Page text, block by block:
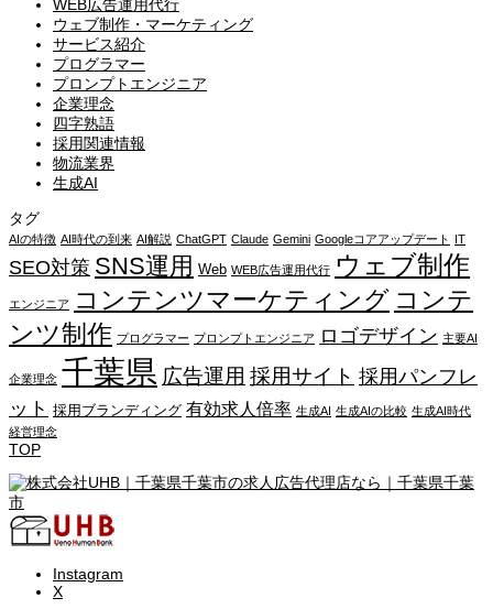
WEB広告運用代行
ウェブ制作・マーケティング
サービス紹介
プログラマー
プロンプトエンジニア
企業理念
四字熟語
採用関連情報
物流業界
生成AI
タグ
AIの特徴 AI時代の到来 AI解説 ChatGPT Claude Gemini Googleコアアップデート IT
SEO対策 SNS運用 Web WEB広告運用代行 ウェブ制作
エンジニア コンテンツマーケティング コンテ
ンツ制作 プログラマー プロンプトエンジニア ロゴデザイン 主要AI
企業理念 千葉県 広告運用 採用サイト 採用パンフレ
ット 採用ブランディング 有効求人倍率 生成AI 生成AIの比較 生成AI時代
経営理念
TOP
Instagram
X